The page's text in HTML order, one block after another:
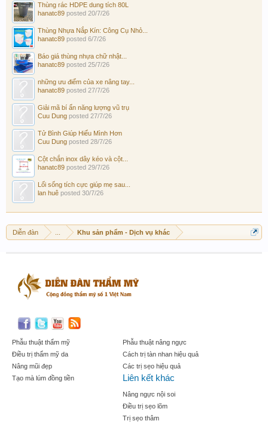
Thùng rác HDPE dung tích 80L
hanatc89 posted 20/7/26
Thùng Nhựa Nắp Kín: Công Cụ Nhỏ...
hanatc89 posted 6/7/26
Báo giá thùng nhựa chữ nhật...
hanatc89 posted 25/7/26
những ưu điểm của xe nâng tay...
hanatc89 posted 27/7/26
Giải mã bí ẩn năng lượng vũ trụ
Cuu Dung posted 27/7/26
Tử Bình Giúp Hiểu Mình Hơn
Cuu Dung posted 28/7/26
Cột chắn inox dây kéo và cột...
hanatc89 posted 29/7/26
Lối sống tích cực giúp mẹ sau...
lan huê posted 30/7/26
Diễn đàn Khu sản phẩm - Dịch vụ khác
Phẫu thuật thẩm mỹ
Điều trị thẩm mỹ da
Nâng mũi đẹp
Tạo mà lúm đồng tiền
Phẫu thuật nâng ngực
Cách trị tàn nhan hiệu quả
Các trị sẹo hiệu quả
Liên kết khác
Nâng ngực nội soi
Điều trị sẹo lõm
Trị sẹo thâm